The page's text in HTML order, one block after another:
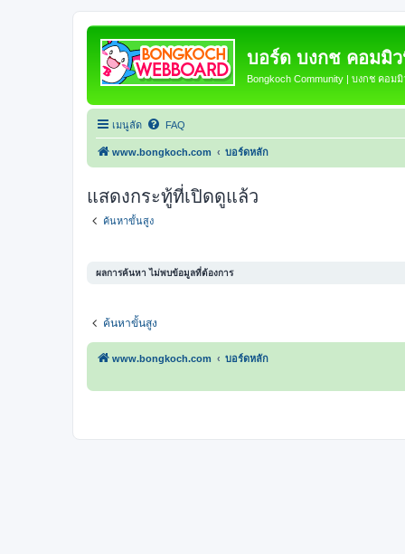
บอร์ด บงกช คอมมิ
Bongkoch Community | บงกช คอม
เมนูลัด FAQ
www.bongkoch.com บอร์ดหลัก
แสดงกระทู้ที่เปิดดูแล้ว
ค้นหาขั้นสูง
ผลการค้นหา ไม่พบข้อมูลที่ต้องการ
ค้นหาขั้นสูง
www.bongkoch.com บอร์ดหลัก